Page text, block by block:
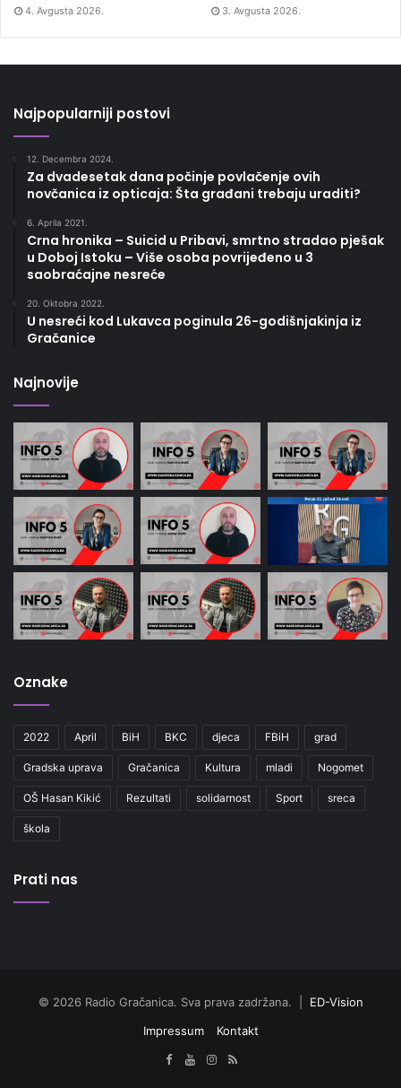
4. Avgusta 2026. 3. Avgusta 2026.
Najpopularniji postovi
12. Decembra 2024.
Za dvadesetak dana počinje povlačenje ovih
novčanica iz opticaja: Šta građani trebaju uraditi?
6. Aprila 2021.
Crna hronika – Suicid u Pribavi, smrtno stradao pješak
u Doboj Istoku – Više osoba povrijeđeno u 3
saobraćajne nesreće
20. Oktobra 2022.
U nesreći kod Lukavca poginula 26-godišnjakinja iz
Gračanice
Najnovije
Oznake
2022 April BiH BKC djeca FBiH grad
Gradska uprava Gračanica Kultura mladi Nogomet
OŠ Hasan Kikić Rezultati solidarnost Sport sreca
škola
Prati nas
© 2026 Radio Gračanica. Sva prava zadržana. | ED-Vision
Impressum
Kontakt